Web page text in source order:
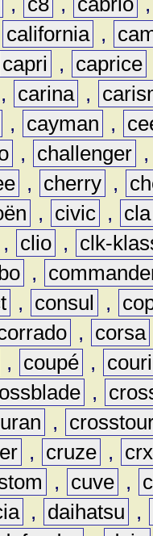
california ,
capri , caprice
, carina ,
, cayman ,
, challenger
, cherry ,
, civic ,
cla
, clio ,
clk-
,
, consul ,
, corsa
, coupé ,
,
,
, cruze ,
crx
, cuve ,
, daihatsu
,